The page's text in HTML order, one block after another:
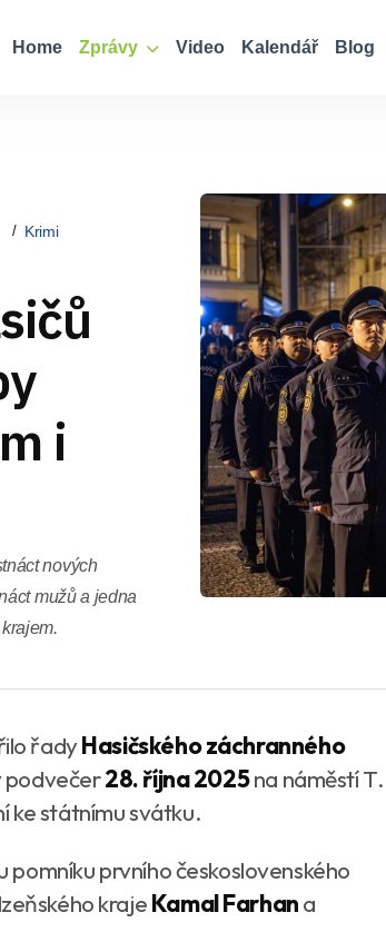
Home Zprávy Video Kalendář Blog
Krimi
i
nových
mužů a jedna
řadyHasičského záchranného
podvečer28. října 2025na náměstí T.
ke státnímu svátku.
prvního československého
krajeKamal Farhana